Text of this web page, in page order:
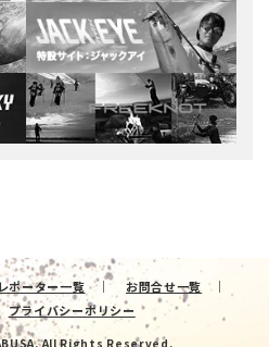
ポーター一覧
お問合せ一覧
プライバシーポリシー
All Rights Reserved.